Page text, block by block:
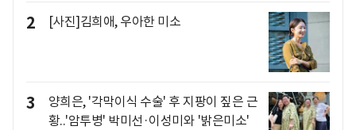
2 [사진]김희애, 우아한 미소
3
양희은, '각막이식 수술' 후 지팡이 짚은 근
황..'암투병' 박미선·이성미와 '밝은미소'